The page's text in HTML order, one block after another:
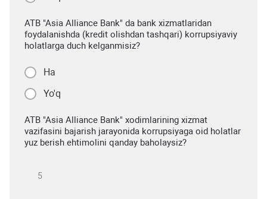
ATB "Asia Alliance Bank" da bank xizmatlaridan
foydalanishda (kredit olishdan tashqari) korrupsiyaviy
holatlarga duch kelganmisiz?
Ha
Yo'q
ATB "Asia Alliance Bank" xodimlarining xizmat
vazifasini bajarish jarayonida korrupsiyaga oid holatlar
yuz berish ehtimolini qanday baholaysiz?